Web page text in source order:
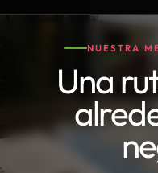
NUESTRA
Una